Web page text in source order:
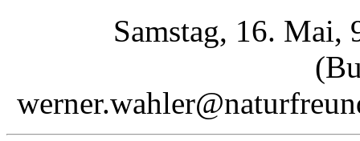
Samstag, 16. Mai,